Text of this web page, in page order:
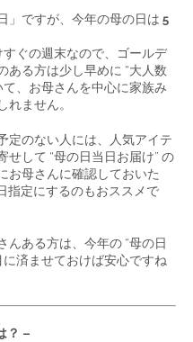
」ですが、今年の母の日は 5
ぐの週末なので、ゴールデ
ある方は少し早めに “大人数
、お母さんを中心に家族み
れません。
定のない人には、人気アイテ
せして “母の日当日お届け” の
お母さんに確認しておいた
指定にするのもおススメで
んある方は、今年の “母の日
済ませておけば安心ですね
？ –